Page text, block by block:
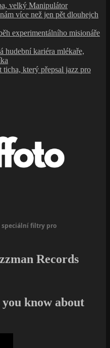
velký Manipulátor
více než jen pět dlouhejch
experimentálního misionáře
hudební kariéra mlékaře,
který přepsal jazz pro
speciální filtry pro
Records
know about